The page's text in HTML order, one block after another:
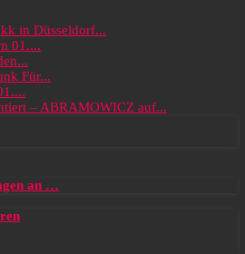
in Düsseldorf...
01....
Für...
– ABRAMOWICZ auf...
an …